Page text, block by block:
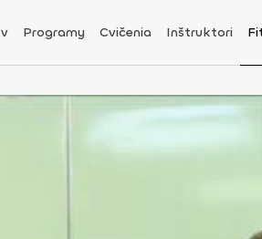
Programy Cvičenia Inštruktori